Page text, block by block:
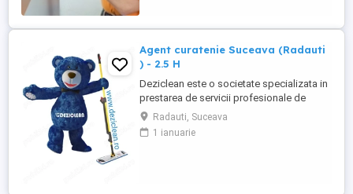
Agent curatenie Suceava (Radauti
) - 2.5 H
Deziclean este o societate specializata in
prestarea de servicii profesionale de
curatenie. Compania noastra asigura
servicii de curatenie in aproape toate
orasele mari din România. Angajam agenti
Radauti, Suceava
1 ianuarie